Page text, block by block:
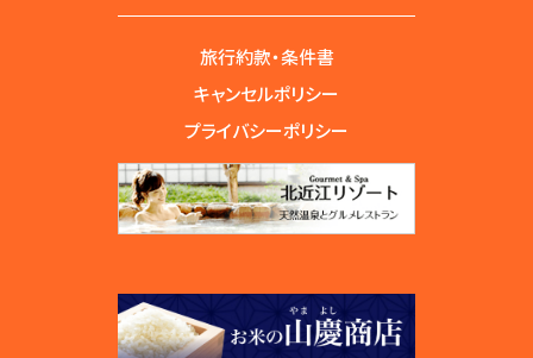
旅行約款・条件書
キャンセルポリシー
プライバシーポリシー